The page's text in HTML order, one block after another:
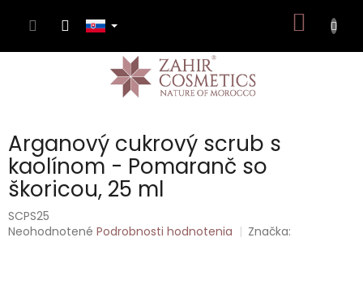
KOŠÍK
Arganový cukrový scrub s
kaolínom - Pomaranč so
škoricou, 25 ml
SCPS25
Priemerné
Neohodnotené Podrobnosti hodnotenia Značka: